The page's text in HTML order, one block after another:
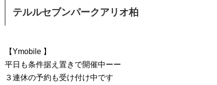
テルルセブンパークアリオ柏
【Ymobile 】
平日も条件据え置きで開催中ーー
３連休の予約も受け付け中です